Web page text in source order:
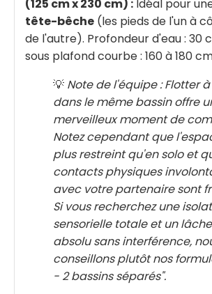
(125 cm x 230 cm) : Idéal pour
tête-bêche (les pieds de l'un à
de l'autre). Profondeur d'eau : 30
sous plafond courbe : 160 à 180
💡 Note de l'équipe : Flotter
dans le même bassin offre
merveilleux moment de
Notez cependant que
plus restreint qu'en solo et
contacts physiques
avec votre partenaire sont
Si vous recherchez une
sensorielle totale et un
absolu sans interférence,
conseillons plutôt nos
- 2 bassins séparés".